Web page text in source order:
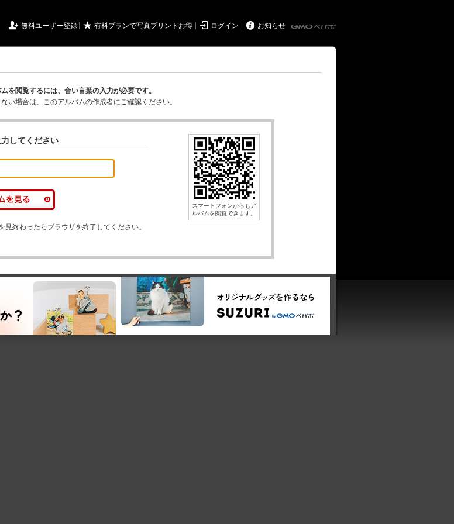
 無料ユーザー登録 ★ 有料プランで写真プリントお得  ログイン  お知らせ
を閲覧するには、合い言葉の入力が必要です。
い場合は、このアルバムの作成者にご確認ください。
してください
終わったらブラウザを終了してください。
スマートフォンからもア
ルバムを閲覧できます。